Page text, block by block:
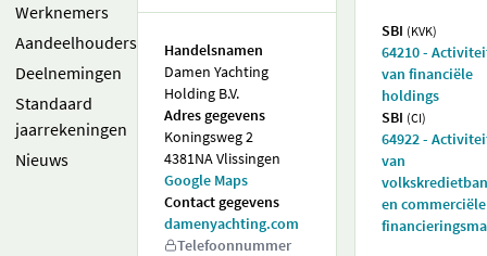
Werknemers
Aandeelhouders
Deelnemingen
Standaard
jaarrekeningen
Nieuws
Handelsnamen
Damen Yachting
Holding B.V.
Adres gegevens
Koningsweg 2
4381NA Vlissingen
Google Maps
Contact gegevens
damenyachting.com
Telefoonnummer
SBI (KVK)
64210 -
van financiële
holdings
SBI (CI)
64922 -
van
en commerciële